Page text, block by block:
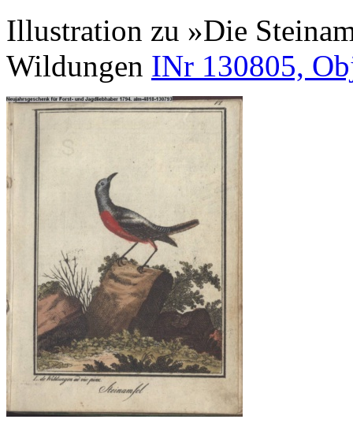
Illustration zu »Die
Wildungen INr 130805,